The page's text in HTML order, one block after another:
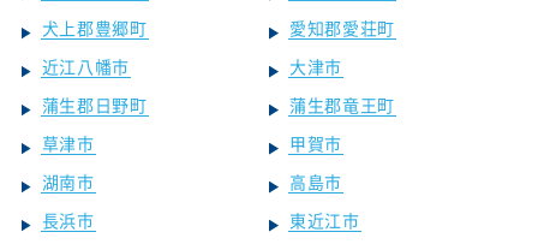
犬上郡豊郷町
愛知郡愛荘町
近江八幡市
大津市
蒲生郡日野町
蒲生郡竜王町
草津市
甲賀市
湖南市
高島市
長浜市
東近江市